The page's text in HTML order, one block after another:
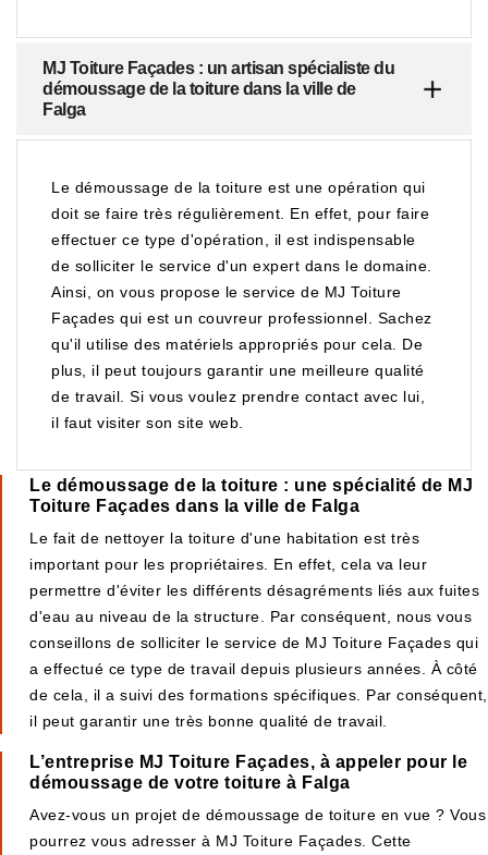
MJ Toiture Façades : un artisan spécialiste du
démoussage de la toiture dans la ville de
Falga
Le démoussage de la toiture est une opération qui
doit se faire très régulièrement. En effet, pour faire
effectuer ce type d'opération, il est indispensable
de solliciter le service d'un expert dans le domaine.
Ainsi, on vous propose le service de MJ Toiture
Façades qui est un couvreur professionnel. Sachez
qu'il utilise des matériels appropriés pour cela. De
plus, il peut toujours garantir une meilleure qualité
de travail. Si vous voulez prendre contact avec lui,
il faut visiter son site web.
Le démoussage de la toiture : une spécialité de MJ
Toiture Façades dans la ville de Falga
Le fait de nettoyer la toiture d'une habitation est très
important pour les propriétaires. En effet, cela va leur
permettre d'éviter les différents désagréments liés aux fuites
d'eau au niveau de la structure. Par conséquent, nous vous
conseillons de solliciter le service de MJ Toiture Façades qui
a effectué ce type de travail depuis plusieurs années. À côté
de cela, il a suivi des formations spécifiques. Par conséquent,
il peut garantir une très bonne qualité de travail.
L’entreprise MJ Toiture Façades, à appeler pour le
démoussage de votre toiture à Falga
Avez-vous un projet de démoussage de toiture en vue ? Vous
pourrez vous adresser à MJ Toiture Façades. Cette